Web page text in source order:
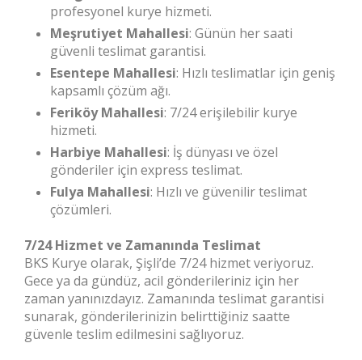
profesyonel kurye hizmeti.
Meşrutiyet Mahallesi: Günün her saati
güvenli teslimat garantisi.
Esentepe Mahallesi: Hızlı teslimatlar için geniş
kapsamlı çözüm ağı.
Feriköy Mahallesi: 7/24 erişilebilir kurye
hizmeti.
Harbiye Mahallesi: İş dünyası ve özel
gönderiler için express teslimat.
Fulya Mahallesi: Hızlı ve güvenilir teslimat
çözümleri.
7/24 Hizmet ve Zamanında Teslimat
BKS Kurye olarak, Şişli’de 7/24 hizmet veriyoruz.
Gece ya da gündüz, acil gönderileriniz için her
zaman yanınızdayız. Zamanında teslimat garantisi
sunarak, gönderilerinizin belirttiğiniz saatte
güvenle teslim edilmesini sağlıyoruz.